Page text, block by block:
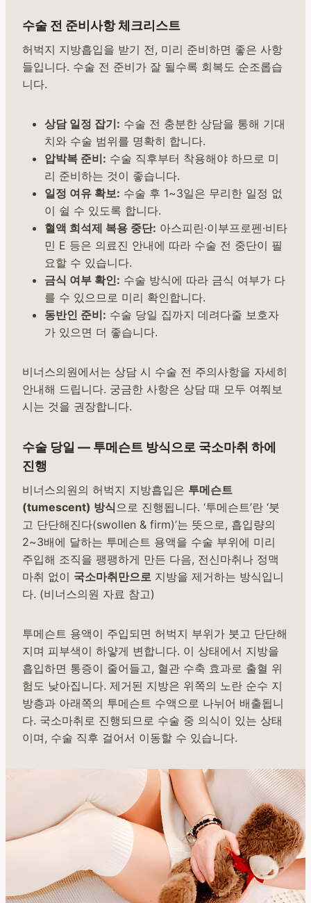
수술 전 준비사항 체크리스트
허벅지 지방흡입을 받기 전, 미리 준비하면 좋은 사항
들입니다. 수술 전 준비가 잘 될수록 회복도 순조롭습
니다.
상담 일정 잡기: 수술 전 충분한 상담을 통해 기대
치와 수술 범위를 명확히 합니다.
압박복 준비: 수술 직후부터 착용해야 하므로 미
리 준비하는 것이 좋습니다.
일정 여유 확보: 수술 후 1~3일은 무리한 일정 없
이 쉴 수 있도록 합니다.
혈액 희석제 복용 중단: 아스피린·이부프로펜·비타
민 E 등은 의료진 안내에 따라 수술 전 중단이 필
요할 수 있습니다.
금식 여부 확인: 수술 방식에 따라 금식 여부가 다
를 수 있으므로 미리 확인합니다.
동반인 준비: 수술 당일 집까지 데려다줄 보호자
가 있으면 더 좋습니다.
비너스의원에서는 상담 시 수술 전 주의사항을 자세히
안내해 드립니다. 궁금한 사항은 상담 때 모두 여쭤보
시는 것을 권장합니다.
수술 당일 — 투메슨트 방식으로 국소마취 하에
진행
비너스의원의 허벅지 지방흡입은 투메슨트
(tumescent) 방식 으로 진행됩니다. ‘투메슨트’란 ‘붓
고 단단해진다(swollen & firm)’는 뜻으로, 흡입량의
2~3배에 달하는 투메슨트 용액을 수술 부위에 미리
주입해 조직을 팽팽하게 만든 다음, 전신마취나 정맥
마취 없이 국소마취만으로 지방을 제거하는 방식입니
다. (비너스의원 자료 참고)
투메슨트 용액이 주입되면 허벅지 부위가 붓고 단단해
지며 피부색이 하얗게 변합니다. 이 상태에서 지방을
흡입하면 통증이 줄어들고, 혈관 수축 효과로 출혈 위
험도 낮아집니다. 제거된 지방은 위쪽의 노란 순수 지
방층과 아래쪽의 투메슨트 수액으로 나뉘어 배출됩니
다. 국소마취로 진행되므로 수술 중 의식이 있는 상태
이며, 수술 직후 걸어서 이동할 수 있습니다.